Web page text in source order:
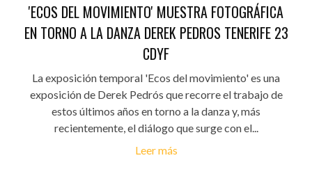
'ECOS DEL MOVIMIENTO' MUESTRA FOTOGRÁFICA
EN TORNO A LA DANZA DEREK PEDROS TENERIFE 23
CDYF
La exposición temporal 'Ecos del movimiento' es una
exposición de Derek Pedrós que recorre el trabajo de
estos últimos años en torno a la danza y, más
recientemente, el diálogo que surge con el...
Leer más